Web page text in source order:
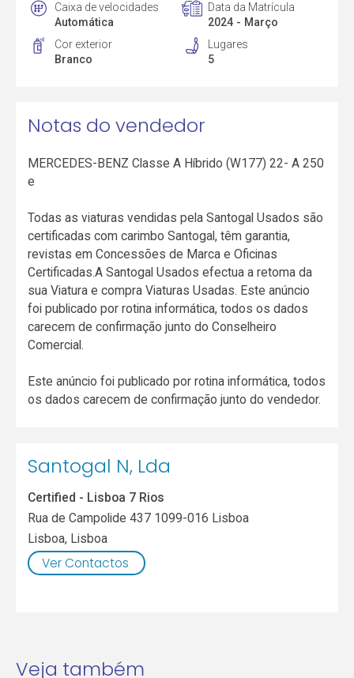
Caixa de velocidades
Automática
Data da Matrícula
2024 - Março
Cor exterior
Branco
Lugares
5
Notas do vendedor
MERCEDES-BENZ Classe A Híbrido (W177) 22- A 250
e
Todas as viaturas vendidas pela Santogal Usados são
certificadas com carimbo Santogal, têm garantia,
revistas em Concessões de Marca e Oficinas
Certificadas.A Santogal Usados efectua a retoma da
sua Viatura e compra Viaturas Usadas. Este anúncio
foi publicado por rotina informática, todos os dados
carecem de confirmação junto do Conselheiro
Comercial.
Este anúncio foi publicado por rotina informática, todos
os dados carecem de confirmação junto do vendedor.
Santogal N, Lda
Certified - Lisboa 7 Rios
Rua de Campolide 437 1099-016 Lisboa
Lisboa, Lisboa
Ver Contactos
Veja também